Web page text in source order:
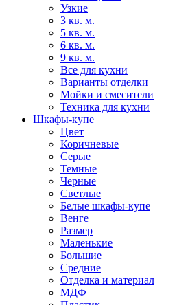
Узкие
3 кв. м.
5 кв. м.
6 кв. м.
9 кв. м.
Все для кухни
Варианты отделки
Мойки и смесители
Техника для кухни
Шкафы-купе
Цвет
Коричневые
Серые
Темные
Черные
Светлые
Белые шкафы-купе
Венге
Размер
Маленькие
Большие
Средние
Отделка и материал
МДФ